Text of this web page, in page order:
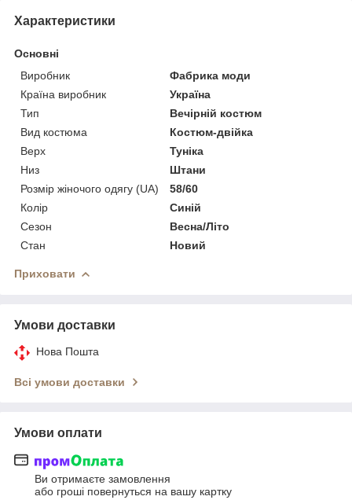
Характеристики
Основні
Виробник
Фабрика моди
Країна виробник
Україна
Тип
Вечірній костюм
Вид костюма
Костюм-двійка
Верх
Туніка
Низ
Штани
Розмір жіночого одягу (UA)
58/60
Колір
Синій
Сезон
Весна/Літо
Стан
Новий
Приховати
Умови доставки
Нова Пошта
Всі умови доставки
Умови оплати
Ви отримаєте замовлення
або гроші повернуться на вашу картку